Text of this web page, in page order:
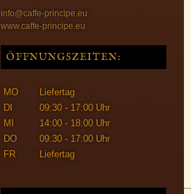
info@caffe-principe.eu
www.caffe-principe.eu
ÖFFNUNGSZEITEN:
MO
Liefertag
DI
09:30 - 17:00 Uhr
MI
14:00 - 18:00 Uhr
DO
09:30 - 17:00 Uhr
FR
Liefertag